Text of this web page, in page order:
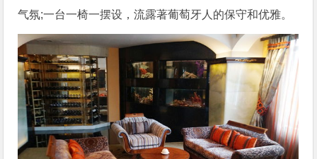
气氛;一台一椅一摆设，流露著葡萄牙人的保守和优雅。